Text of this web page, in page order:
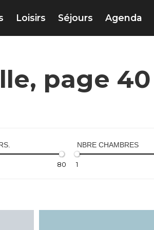
Loisirs Séjours Agenda
page 40
80
NBRE CHAMBRES
1